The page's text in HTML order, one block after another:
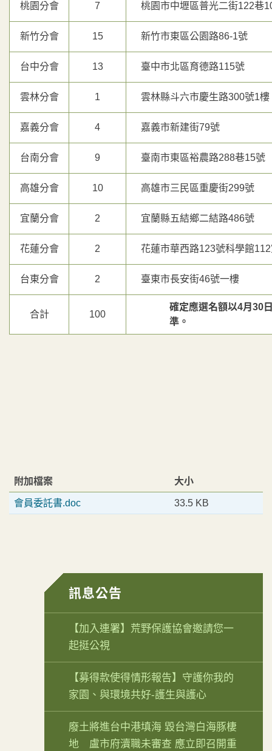
桃園分會 7 桃園市中壢區普光二街122巷
新竹分會 15 新竹市東區公園路86-1號
台中分會 13 臺中市北區育德路115號
雲林分會 1 雲林縣斗六市慶生路300號1樓
嘉義分會 4 嘉義市新建街79號
台南分會 9 臺南市東區裕農路288巷15號
高雄分會 10 高雄市三民區重慶街299號
宜蘭分會 2 宜蘭縣五結鄉二結路486號
花蓮分會 2 花蓮市華西路123號科學館
台東分會 2 臺東市長安街46號一樓
合計 100
確定應選名額以4月30
準。
附加檔案 大小
會員委託書.doc 33.5 KB
訊息公告
【加入連署】荒野保護協會邀請您一
起挺公視
【募得款使得情形報告】守護你我的
家園、與環境共好-護生與護心
廢土將進台中港填海 毀台灣白海豚棲
地 盧市府瀆職未審查 應立即召開重